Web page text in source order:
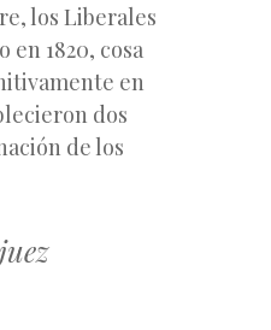
los Liberales
1820, cosa
en
dos
de los